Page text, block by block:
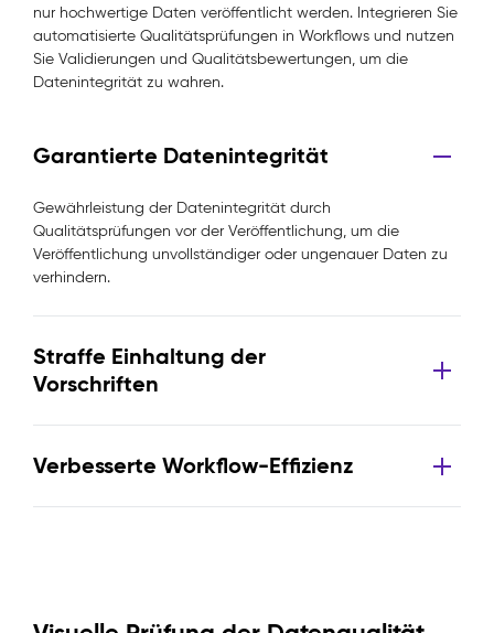
nur hochwertige Daten veröffentlicht werden. Integrieren Sie
automatisierte Qualitätsprüfungen in Workflows und nutzen
Sie Validierungen und Qualitätsbewertungen, um die
Datenintegrität zu wahren.
Garantierte Datenintegrität
Gewährleistung der Datenintegrität durch
Qualitätsprüfungen vor der Veröffentlichung, um die
Veröffentlichung unvollständiger oder ungenauer Daten zu
verhindern.
Straffe Einhaltung der
Vorschriften
Verbesserte Workflow-Effizienz